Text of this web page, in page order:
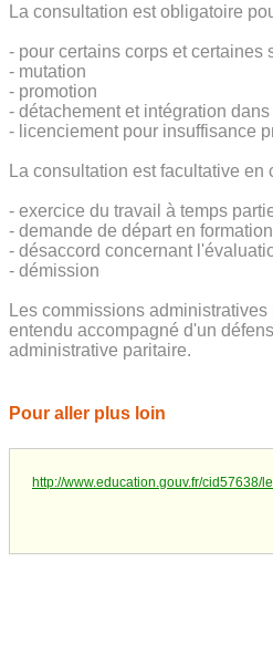
La consultation est obligatoire
- pour certains corps et
- mutation
- promotion
- détachement et intégration
- licenciement pour insuffisance
La consultation est facultative
- exercice du travail à temps
- demande de départ en formation
- désaccord concernant
- démission
Les commissions
entendu accompagné d'un
administrative paritaire.
Pour aller plus loin
http://www.education.gouv.fr/cid57638/